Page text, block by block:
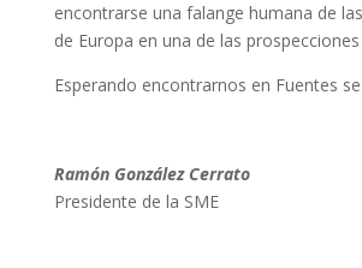
encontrarse una falange humana de
de Europa en una de las
Esperando encontrarnos en Fuentes
Ramón González Cerrato
Presidente de la SME